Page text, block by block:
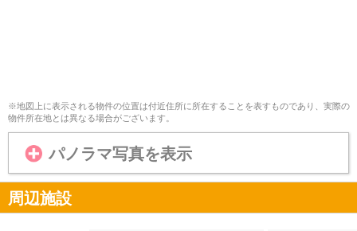
※地図上に表示される物件の位置は付近住所に所在することを表すものであり、実際の
物件所在地とは異なる場合がございます。
パノラマ写真を表示
周辺施設